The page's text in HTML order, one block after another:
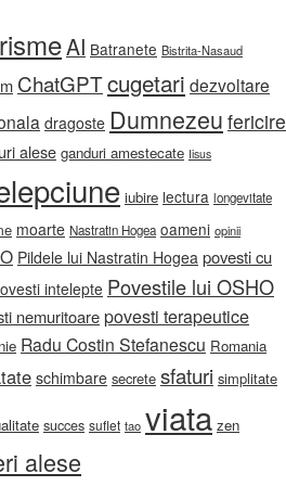
AI Batranete Bistrita-Nasaud
ChatGPTcugetari dezvoltare
dragoste Dumnezeu fericire
alese ganduri amestecate Iisus
iubire lectura longevitate
moarte Nastratin Hogea oameni opinii
Pildele lui Nastratin Hogea povesti cu
intelepte Povestile lui OSHO
nemuritoarepovesti terapeutice
Radu Costin Stefanescu Romania
schimbare secrete sfaturi simplitate
succes suflet tao viata zen
alese